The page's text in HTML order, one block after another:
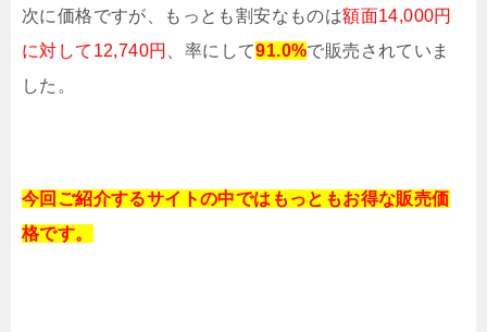
次に価格ですが、もっとも割安なものは額面14,000円
に対して12,740円、 率にして91.0%で販売されていま
した。
今回ご紹介するサイトの中では もっともお得な販売価
格です。